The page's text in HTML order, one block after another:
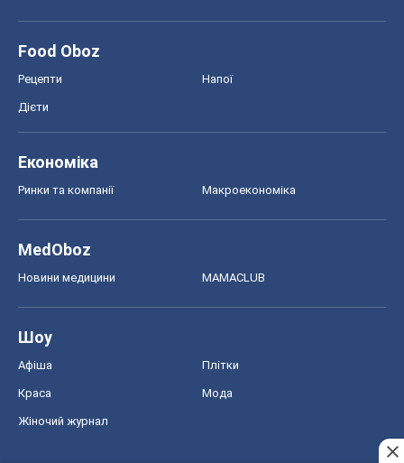
Food Oboz
Рецепти Напої
Дієти
Економіка
Ринки та компанії Макроекономіка
MedOboz
Новини медицини MAMACLUB
Шоу
Афіша Плітки
Краса Мода
Жіночий журнал